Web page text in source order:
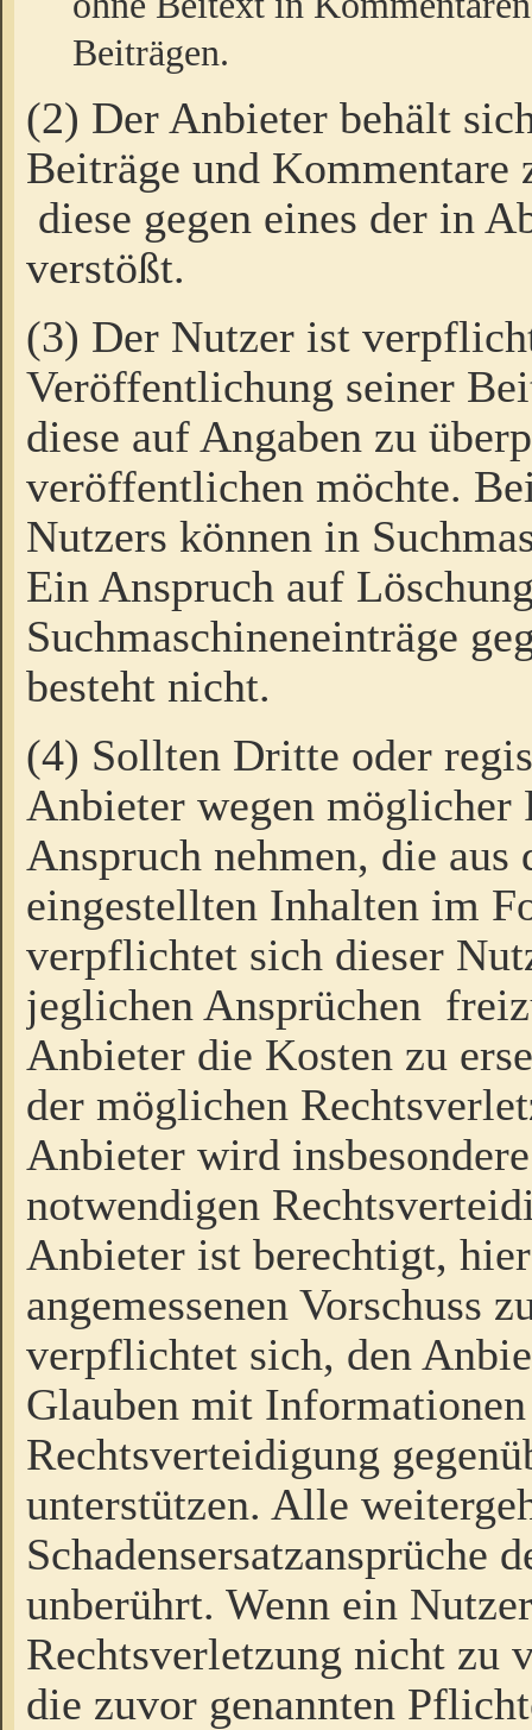
Beiträgen.
(2) Der Anbieter behält
Beiträge und Kommentare
diese gegen eines der in
verstößt.
(3) Der Nutzer ist
Veröffentlichung seiner
diese auf Angaben zu
veröffentlichen möchte.
Nutzers können in
Ein Anspruch auf
Suchmaschineneinträge
besteht nicht.
(4) Sollten Dritte oder
Anbieter wegen möglicher
Anspruch nehmen, die
eingestellten Inhalten im
verpflichtet sich dieser
jeglichen Ansprüchen
Anbieter die Kosten zu
der möglichen
Anbieter wird
notwendigen
Anbieter ist berechtigt,
angemessenen Vorschuss
verpflichtet sich, den
Glauben mit
Rechtsverteidigung
unterstützen. Alle
Schadensersatzansprüche
unberührt. Wenn ein
Rechtsverletzung nicht zu
die zuvor genannten